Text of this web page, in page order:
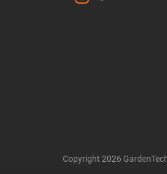
Copyright 2026